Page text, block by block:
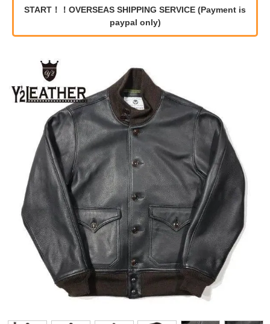
START！！OVERSEAS SHIPPING SERVICE (Payment is
paypal only)